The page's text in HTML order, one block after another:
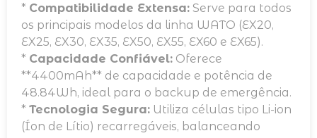
* Compatibilidade Extensa: Serve para todos
os principais modelos da linha WATO (EX20,
EX25, EX30, EX35, EX50, EX55, EX60 e EX65).
* Capacidade Confiável: Oferece
**4400mAh** de capacidade e potência de
48.84Wh, ideal para o backup de emergência.
* Tecnologia Segura: Utiliza células tipo Li-ion
(Íon de Lítio) recarregáveis, balanceando